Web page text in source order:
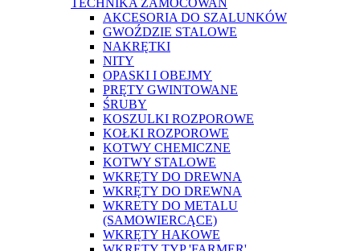
TECHNIKA ZAMOCOWAŃ
AKCESORIA DO SZALUNKÓW
GWOŹDZIE STALOWE
NAKRĘTKI
NITY
OPASKI I OBEJMY
PRĘTY GWINTOWANE
ŚRUBY
KOSZULKI ROZPOROWE
KOŁKI ROZPOROWE
KOTWY CHEMICZNE
KOTWY STALOWE
WKRĘTY DO DREWNA
WKRĘTY DO DREWNA
WKRETY DO METALU
(SAMOWIERCĄCE)
WKRĘTY HAKOWE